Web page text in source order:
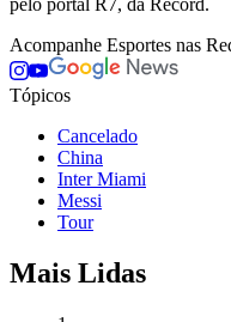
pelo portal R7, da Record.
Acompanhe Esportes nas
Tópicos
Cancelado
China
Inter Miami
Messi
Tour
Mais Lidas